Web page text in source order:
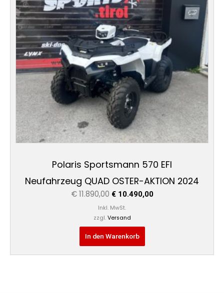
Polaris Sportsmann 570 EFI
Neufahrzeug QUAD OSTER-AKTION 2024
€11.890,00 €10.490,00
Inkl. MwSt.
zzgl. Versand
In den Warenkorb